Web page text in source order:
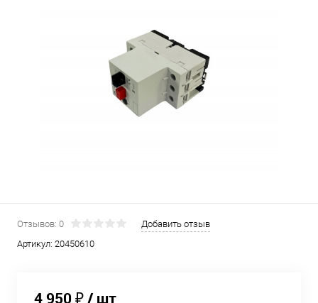
Отзывов: 0
Добавить отзыв
Артикул: 20450610
4 950 ₽/ шт